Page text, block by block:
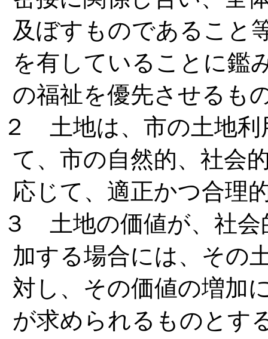
及ぼすものであること
を有していることに鑑
の福祉を優先させるも
２ 土地は、市の土地利
て、市の自然的、社会
応じて、適正かつ合理
３ 土地の価値が、社会
加する場合には、その
対し、その価値の増加
が求められるものとす